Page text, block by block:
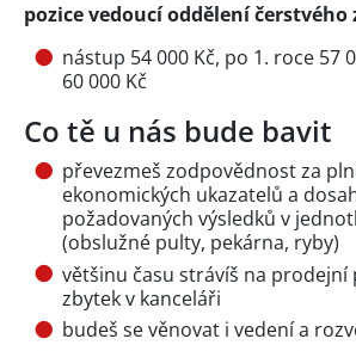
pozice vedoucí oddělení čerstvého
nástup 54 000 Kč, po 1. roce 57
60 000 Kč
Co tě u nás bude bavit
převezmeš zodpovědnost za
ekonomických ukazatelů a
požadovaných výsledků v
(obslužné pulty, pekárna, ryby)
většinu času strávíš na prodejní
zbytek v kanceláři
budeš se věnovat i vedení a